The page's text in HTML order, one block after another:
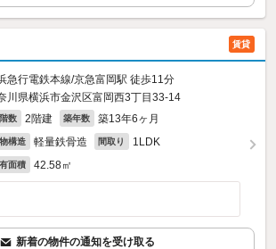
賃貸
急行電鉄本線/京急富岡駅 徒歩11分
川県横浜市金沢区富岡西3丁目33-14
数 2階建 築年数 築13年6ヶ月
構造 軽量鉄骨造 間取り 1LDK
面積 42.58㎡
新着の物件の通知を受け取る